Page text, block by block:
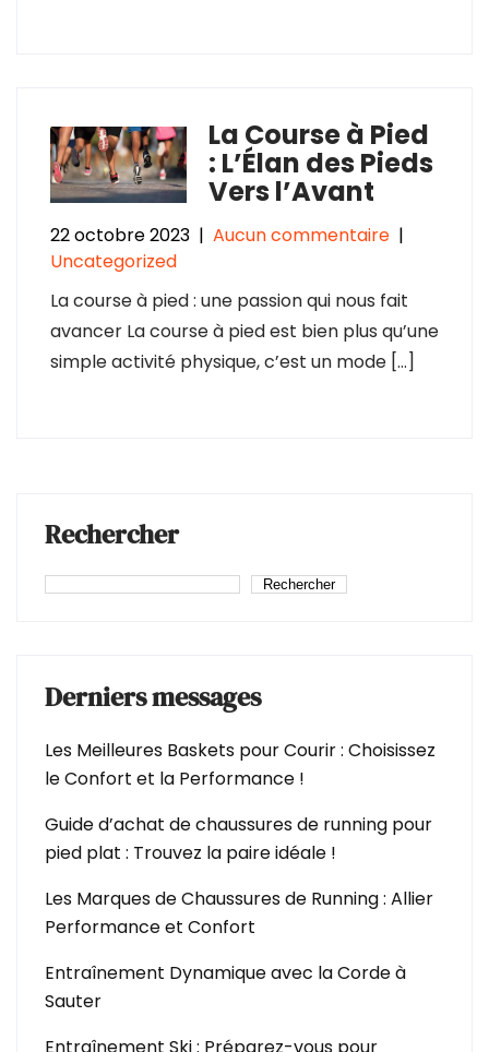
La Course à Pied
: L’Élan des Pieds
Vers l’Avant
22 octobre 2023 | Aucun commentaire |
Uncategorized
La course à pied : une passion qui nous fait
avancer La course à pied est bien plus qu’une
simple activité physique, c’est un mode […]
Rechercher
Rechercher
Derniers messages
Les Meilleures Baskets pour Courir : Choisissez
le Confort et la Performance !
Guide d’achat de chaussures de running pour
pied plat : Trouvez la paire idéale !
Les Marques de Chaussures de Running : Allier
Performance et Confort
Entraînement Dynamique avec la Corde à
Sauter